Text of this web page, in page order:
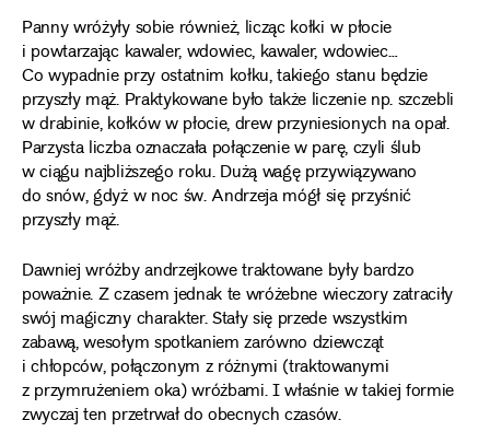
Panny wróżyły sobie również, licząc kołki w płocie
i powtarzając kawaler, wdowiec, kawaler, wdowiec…
Co wypadnie przy ostatnim kołku, takiego stanu będzie
przyszły mąż. Praktykowane było także liczenie np. szczebli
w drabinie, kołków w płocie, drew przyniesionych na opał.
Parzysta liczba oznaczała połączenie w parę, czyli ślub
w ciągu najbliższego roku. Dużą wagę przywiązywano
do snów, gdyż w noc św. Andrzeja mógł się przyśnić
przyszły mąż.
Dawniej wróżby andrzejkowe traktowane były bardzo
poważnie. Z czasem jednak te wróżebne wieczory zatraciły
swój magiczny charakter. Stały się przede wszystkim
zabawą, wesołym spotkaniem zarówno dziewcząt
i chłopców, połączonym z różnymi (traktowanymi
z przymrużeniem oka) wróżbami. I właśnie w takiej formie
zwyczaj ten przetrwał do obecnych czasów.